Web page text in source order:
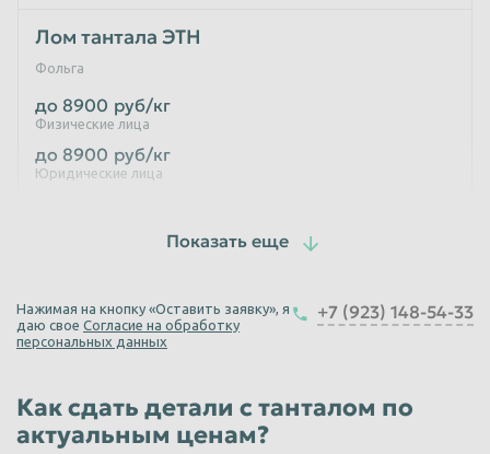
Лом тантала ЭТН
Фольга
Физические лица
до 8900 руб/кг
Юридические лица
до 8900 руб/кг
Физические лица
до 8900 руб/кг
Лом тантала К52-9
Внутренний циллиндр
Нажимая на кнопку «Оставить заявку», я
даю свое Согласие на обработку
персональных данных
+7 (923) 148-54-33
Как сдать детали с танталом по
актуальным ценам?